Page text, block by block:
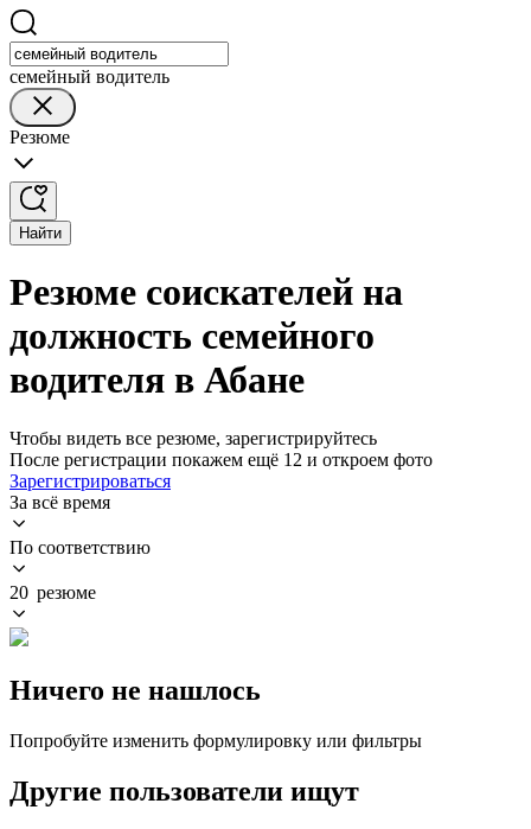
семейный водитель
Резюме
Найти
Резюме соискателей на
должность семейного
водителя в Абане
Чтобы видеть все резюме, зарегистрируйтесь
После регистрации покажем ещё 12 и откроем фото
Зарегистрироваться
За всё время
По соответствию
20 резюме
Ничего не нашлось
Попробуйте изменить формулировку или фильтры
Другие пользователи ищут